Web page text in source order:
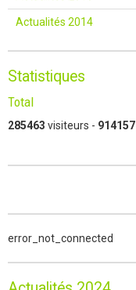
Actualités 2014
Statistiques
Total
285463 visiteurs - 914157
error_not_connected